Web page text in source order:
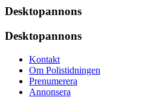
Desktopannons
Desktopannons
Kontakt
Om Polistidningen
Prenumerera
Annonsera